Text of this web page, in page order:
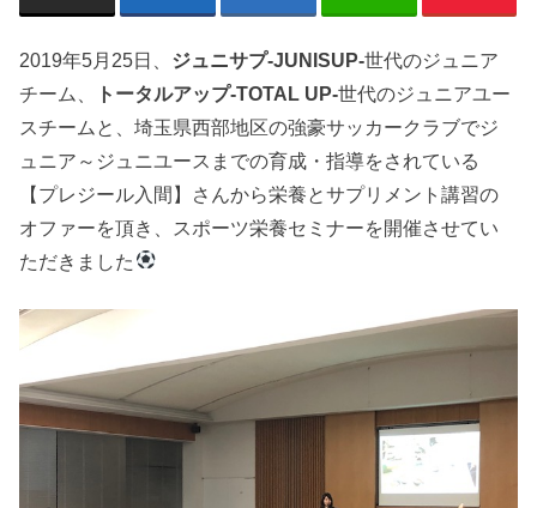
2019年5月25日、 ジュニサプ-JUNISUP-世代のジュニア
チーム、
トータルアップ-TOTAL UP-世代のジュニアユー
スチームと、埼玉県西部地区の強豪サッカークラブでジ
ュニア～ジュニユースまでの育成・指導をされている
【プレジール入間】さんから栄養とサプリメント講習の
オファーを頂き、スポーツ栄養セミナーを開催させてい
ただきました